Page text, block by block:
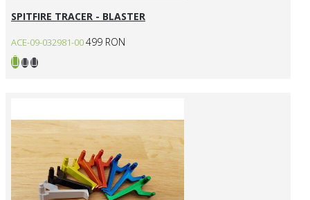
SPITFIRE TRACER - BLASTER
ACE-09-032981-00499 RON